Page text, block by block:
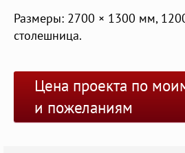
Размеры: 2700 × 1300 мм,
столешница.
Цена проекта по
и пожеланиям